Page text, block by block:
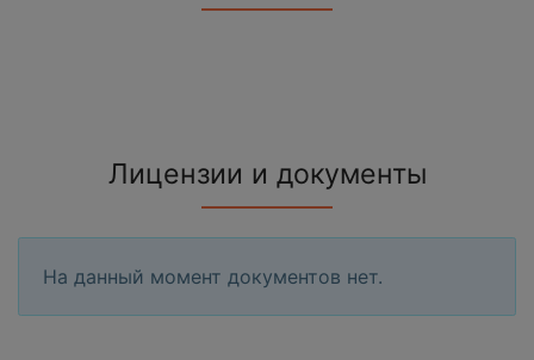
Лицензии и документы
На данный момент документов нет.